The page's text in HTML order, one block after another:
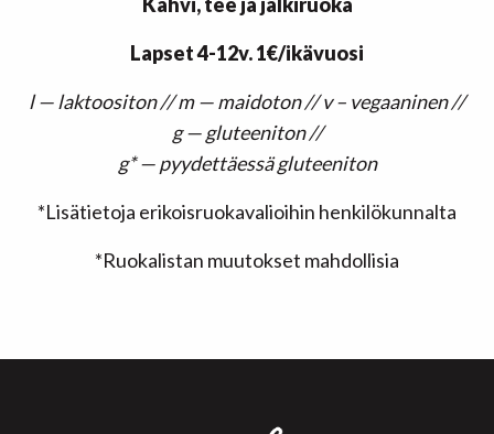
Lapset 4-12v. 1€/ikävuosi
l — laktoositon // m — maidoton // v – vegaaninen //
g — gluteeniton //
g* — pyydettäessä gluteeniton
*Lisätietoja erikoisruokavalioihin henkilökunnalta
*Ruokalistan muutokset mahdollisia